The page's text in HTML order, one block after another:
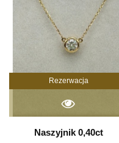
Rezerwacja
Naszyjnik 0,40ct